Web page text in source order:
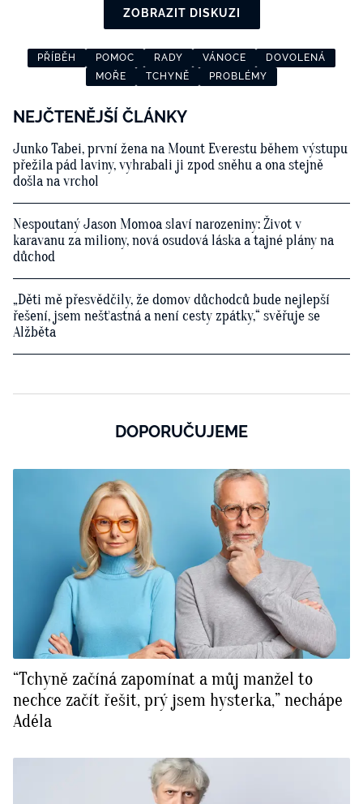
ZOBRAZIT DISKUZI
PŘÍBĚH POMOC RADY VÁNOCE
DOVOLENÁ
MOŘE
TCHYNĚ PROBLÉMY
NEJČTENĚJŠÍ ČLÁNKY
Junko Tabei, první žena na Mount Everestu během výstupu
přežila pád laviny, vyhrabali ji zpod sněhu a ona stejně
došla na vrchol
Nespoutaný Jason Momoa slaví narozeniny: Život v
karavanu za miliony, nová osudová láska a tajné plány na
důchod
„Děti mě přesvědčily, že domov důchodců bude nejlepší
řešení, jsem nešťastná a není cesty zpátky,“ svěřuje se
Alžběta
DOPORUČUJEME
“Tchyně začíná zapomínat a můj manžel to
nechce začít řešit, prý jsem hysterka,” nechápe
Adéla